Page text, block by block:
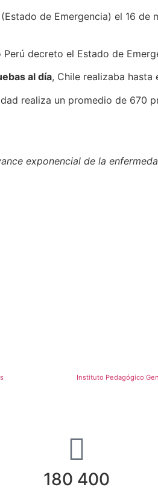
de Emergencia) el 16 de
decreto el Estado de
al día, Chile realizaba
realiza un promedio de 670
exponencial de la
180 400